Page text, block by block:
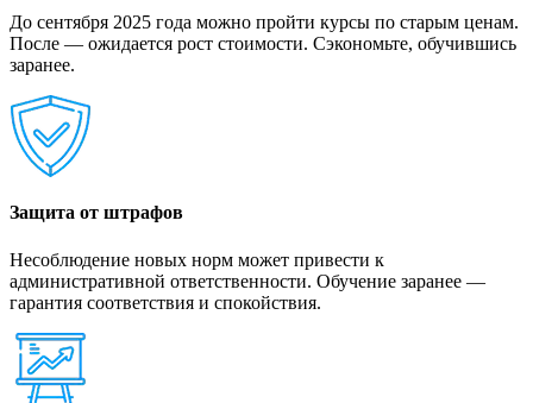
До сентября 2025 года можно пройти курсы по старым ценам.
После — ожидается рост стоимости. Сэкономьте, обучившись
заранее.
Защита от штрафов
Несоблюдение новых норм может привести к
административной ответственности. Обучение заранее —
гарантия соответствия и спокойствия.